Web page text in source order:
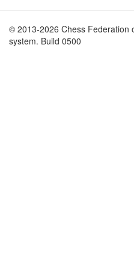
© 2013-2026 Chess Federation
system. Build 0500